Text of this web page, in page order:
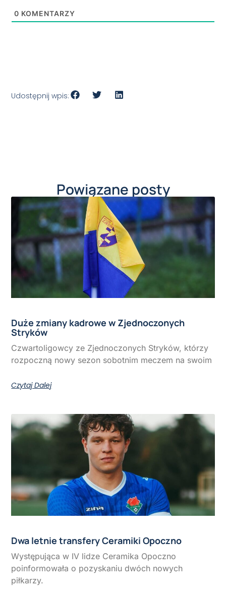
0 KOMENTARZY
Udostępnij wpis:
Powiązane posty
Duże zmiany kadrowe w Zjednoczonych
Stryków
Czwartoligowcy ze Zjednoczonych Stryków, którzy
rozpoczną nowy sezon sobotnim meczem na swoim
Czytaj Dalej
Dwa letnie transfery Ceramiki Opoczno
Występująca w IV lidze Ceramika Opoczno
poinformowała o pozyskaniu dwóch nowych
piłkarzy.